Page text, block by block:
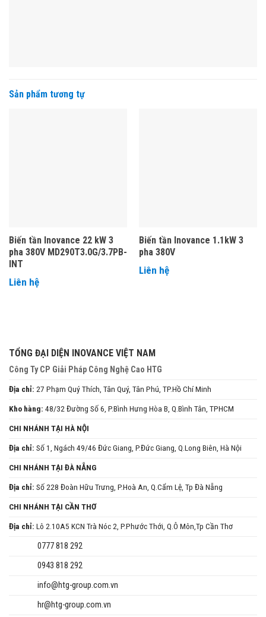
Sản phẩm tương tự
Biến tần Inovance 22 kW 3
pha 380V MD290T3.0G/3.7PB-
INT
Liên hệ
Biến tần Inovance 1.1kW 3
pha 380V
Liên hệ
TỔNG ĐẠI DIỆN INOVANCE VIỆT NAM
Công Ty CP Giải Pháp Công Nghệ Cao HTG
Địa chỉ: 27 Phạm Quý Thích, Tân Quý, Tân Phú, TP.Hồ Chí Minh
Kho hàng: 48/32 Đường Số 6, P.Bình Hưng Hòa B, Q.Bình Tân, TPHCM
CHI NHÁNH TẠI HÀ NỘI
Địa chỉ: Số 1, Ngách 49/46 Đức Giang, P.Đức Giang, Q.Long Biên, Hà Nội
CHI NHÁNH TẠI ĐÀ NẴNG
Địa chỉ: Số 228 Đoàn Hữu Trưng, P.Hoà An, Q.Cẩm Lệ, Tp Đà Nẵng
CHI NHÁNH TẠI CẦN THƠ
Địa chỉ: Lô 2.10A5 KCN Trà Nóc 2, P.Phước Thới, Q.Ô Môn,Tp Cần Thơ
0777 818 292
0943 818 292
info@htg-group.com.vn
hr@htg-group.com.vn